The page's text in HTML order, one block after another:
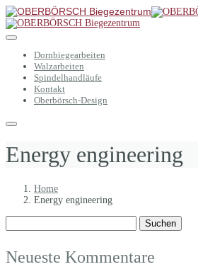
Dornbiegearbeiten
Walzarbeiten
Spindelhandläufe
Kontakt
Oberbörsch-Design
Energy engineering
Home
Energy engineering
nach:
Neueste Kommentare